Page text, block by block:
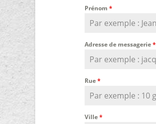
Prénom *
Adresse de messagerie*
Rue*
Ville*